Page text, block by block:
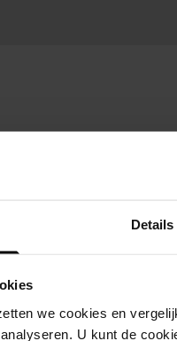
Details
we cookies en
U kunt de